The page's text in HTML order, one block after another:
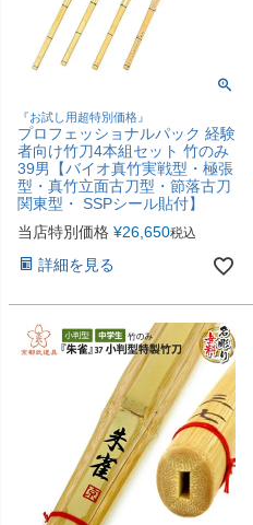
『お試し用超特別価格』
プロフェッショナルパック 経験
者向け竹刀4本組セット 竹のみ
39男【バイオ真竹実戦型・極張
型・真竹立面古刀型・節落古刀
関東型・ SSPシール貼付】
当店特別価格 ¥26,650税込
詳細を見る